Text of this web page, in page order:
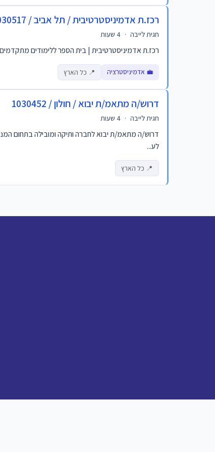
רכז.ת אדמיניסטרטיבית / תל אביב / 1030517
חגית לייבה ·
רכז.ת אדמיניסטרטיבית | בית הספר ללימודים
💼 אדמיניסטרציה 📍 כל הארץ
דרוש/ה מתאמ/ת יבוא / חולון / 1030452
חגית לייבה ·
לע...
📍 כל הארץ